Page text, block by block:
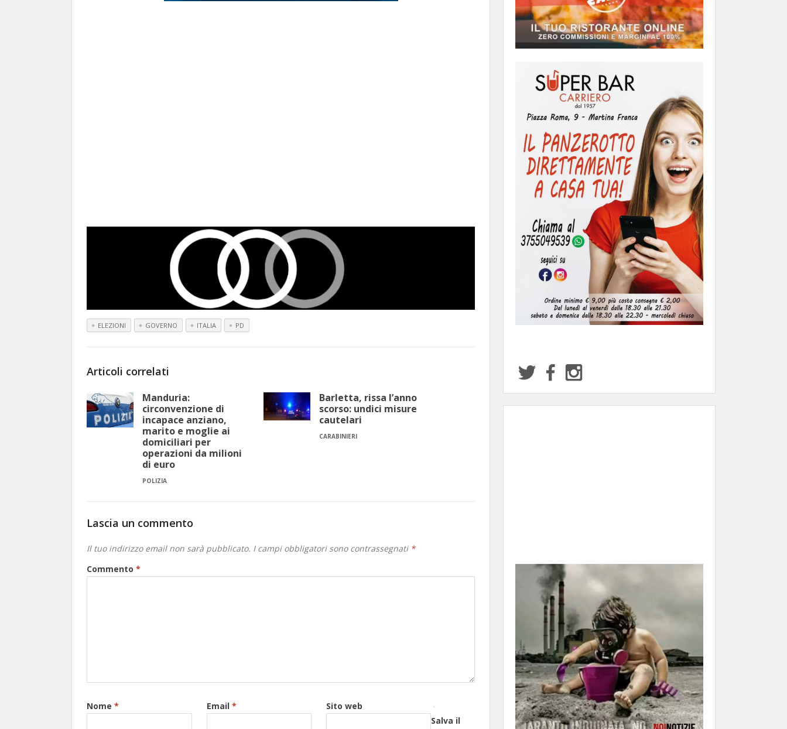
ELEZIONI GOVERNO ITALIA PD
Articoli correlati
Manduria:
circonvenzione di
incapace anziano,
marito e moglie ai
domiciliari per
operazioni da milioni
di euro
POLIZIA
Barletta, rissa l’anno
scorso: undici misure
cautelari
CARABINIERI
Lascia un commento
Il tuo indirizzo email non sarà pubblicato. I campi obbligatori sono contrassegnati *
Commento *
Nome * Email *
Sito web
Salva il